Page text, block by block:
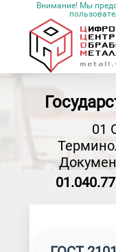
Внимание! Мы
01